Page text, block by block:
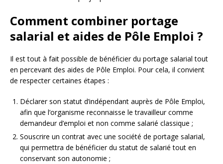
Comment combiner portage
salarial et aides de Pôle Emploi ?
Il est tout à fait possible de bénéficier du portage salarial tout
en percevant des aides de Pôle Emploi. Pour cela, il convient
de respecter certaines étapes :
Déclarer son statut d’indépendant auprès de Pôle Emploi,
afin que l’organisme reconnaisse le travailleur comme
demandeur d’emploi et non comme salarié classique ;
Souscrire un contrat avec une société de portage salarial,
qui permettra de bénéficier du statut de salarié tout en
conservant son autonomie ;